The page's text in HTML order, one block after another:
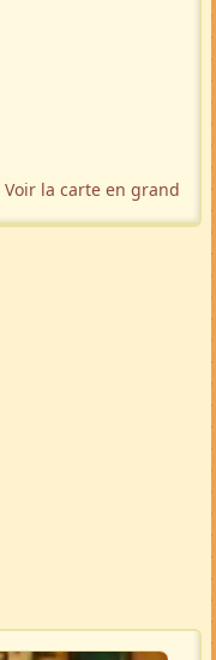
Voir la carte en grand